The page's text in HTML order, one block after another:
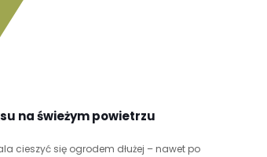
na świeżym powietrzu
cieszyć się ogrodem dłużej – nawet po